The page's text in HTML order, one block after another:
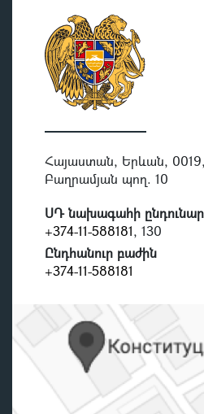
Հայաստան, Երևան,
Բաղրամյան պող. 10
ՍԴ նախագահի
+374-11-588181, 130
Ընդհանուր բաժին
+374-11-588181